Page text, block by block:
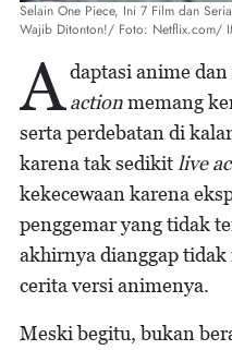
Selain One Piece, Ini 7 Film dan
Wajib Ditonton!/ Foto: Netflix.com/
Adaptasi anime
actionmemang
serta perdebatan di
karena tak sedikit live
kekecewaan karena
penggemar yang tidak
akhirnya dianggap
cerita versi animenya.
Meski begitu, bukan